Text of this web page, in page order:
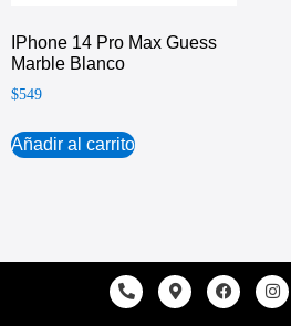
IPhone 14 Pro Max Guess
Marble Blanco
$549
Añadir al carrito